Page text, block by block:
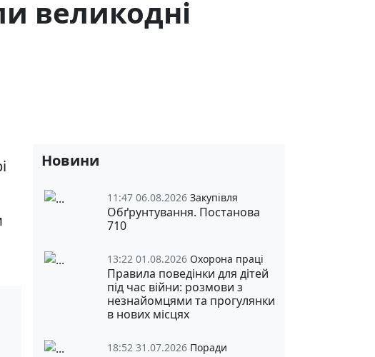
великодні
Новини
11:47 06.08.2026 Закупівля
Обґрунтування. Постанова
710
13:22 01.08.2026 Охорона праці
Правила поведінки для дітей
під час війни: розмови з
незнайомцями та прогулянки
в нових місцях
18:52 31.07.2026 Поради